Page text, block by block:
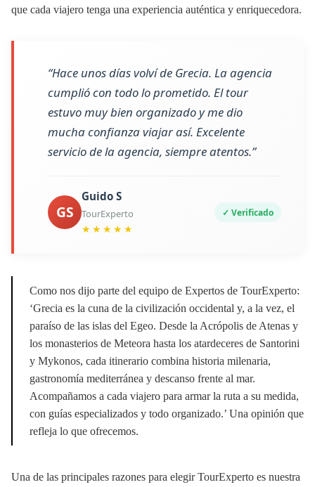
que cada viajero tenga una experiencia auténtica y enriquecedora.
“Hace unos días volví de Grecia. La agencia
cumplió con todo lo prometido. El tour
estuvo muy bien organizado y me dio
mucha confianza viajar así. Excelente
servicio de la agencia, siempre atentos.”
GS
Guido S
TourExperto
★★★★★
✓ Verificado
Como nos dijo parte del equipo de Expertos de TourExperto:
‘Grecia es la cuna de la civilización occidental y, a la vez, el
paraíso de las islas del Egeo. Desde la Acrópolis de Atenas y
los monasterios de Meteora hasta los atardeceres de Santorini
y Mykonos, cada itinerario combina historia milenaria,
gastronomía mediterránea y descanso frente al mar.
Acompañamos a cada viajero para armar la ruta a su medida,
con guías especializados y todo organizado.’ Una opinión que
refleja lo que ofrecemos.
Una de las principales razones para elegir TourExperto es nuestra